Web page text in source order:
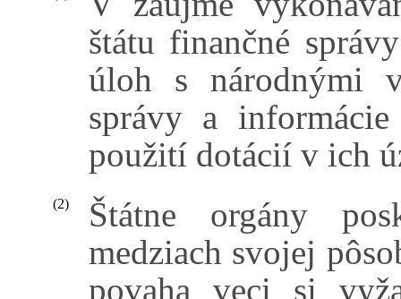
štátu finančné
úloh s národnými
správy a
použití dotácií v ich
(2)
Štátne orgány
medziach svojej
povaha veci si